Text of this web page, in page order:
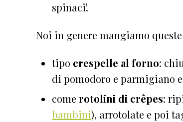
spinaci!
Noi in genere mangiamo
tipo crespelle al forno:
di pomodoro e parmigiano
come rotolini di crêpes:
bambini), arrotolate e poi